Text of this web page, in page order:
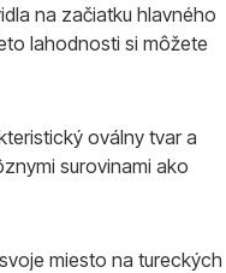
na začiatku hlavného
lahodnosti si môžete
oválny tvar a
surovinami ako
miesto na tureckých